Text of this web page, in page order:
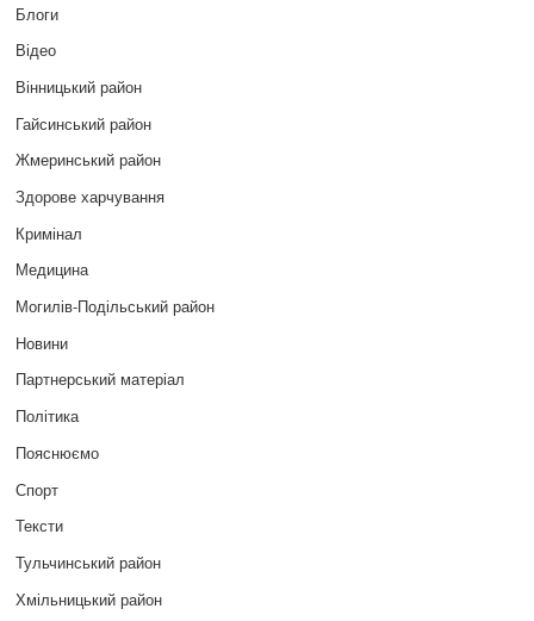
Блоги
Відео
Вінницький район
Гайсинський район
Жмеринський район
Здорове харчування
Кримінал
Медицина
Могилів-Подільський район
Новини
Партнерський матеріал
Політика
Пояснюємо
Спорт
Тексти
Тульчинський район
Хмільницький район